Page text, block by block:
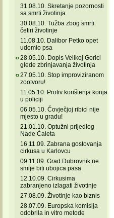
31.08.10. Skretanje pozornosti
sa smrti životinja
30.08.10. Tužba zbog smrti
četiri životinje
11.08.10. Dalibor Petko opet
udomio psa
28.05.10. Dopis Velikoj Gorici
glede zbrinjavanja životinja
27.05.10. Stop improviziranom
zootvoru!
11.05.10. Protiv korištenja konja
u policiji
06.05.10. Čovječjoj ribici nije
mjesto u gradu!
21.01.10. Optužni prijedlog
Nade Ćaleta
16.11.09. Zabrana gostovanja
cirkusa u Karlovcu
09.11.09. Grad Dubrovnik ne
smije biti ubojica pasa
12.10.09. Cirkusima
zabranjeno izlagati životinje
27.08.09. Životinje kao biznis
28.07.09. Europska komisija
odobrila in vitro metode